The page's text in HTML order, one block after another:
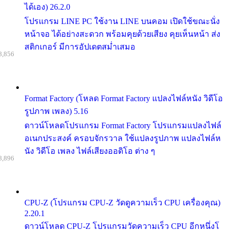
ได้เอง) 26.2.0
โปรแกรม LINE PC ใช้งาน LINE บนคอม เปิดใช้ขณะนั่ง
หน้าจอ ได้อย่างสะดวก พร้อมคุยด้วยเสียง คุยเห็นหน้า ส่ง
สติกเกอร์ มีการอัปเดตสม่ำเสมอ
Format Factory (โหลด Format Factory แปลงไฟล์หนัง วิดีโอ
รูปภาพ เพลง) 5.16
ดาวน์โหลดโปรแกรม Format Factory โปรแกรมแปลงไฟล์
อเนกประสงค์ ครอบจักรวาล ใช้แปลงรูปภาพ แปลงไฟล์ห
นัง วิดีโอ เพลง ไฟล์เสียงออดิโอ ต่าง ๆ
CPU-Z (โปรแกรม CPU-Z วัดดูความเร็ว CPU เครื่องคุณ)
2.20.1
ดาวน์โหลด CPU-Z โปรแกรมวัดความเร็ว CPU อีกหนึ่งโ